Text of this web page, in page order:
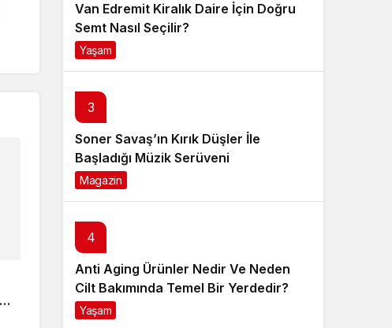
Van Edremit Kiralık Daire İçin Doğru
Semt Nasıl Seçilir?
Yaşam
3
Soner Savaş’ın Kırık Düşler İle
Başladığı Müzik Serüveni
Magazin
4
Anti Aging Ürünler Nedir Ve Neden
Cilt Bakımında Temel Bir Yerdedir?
Yaşam